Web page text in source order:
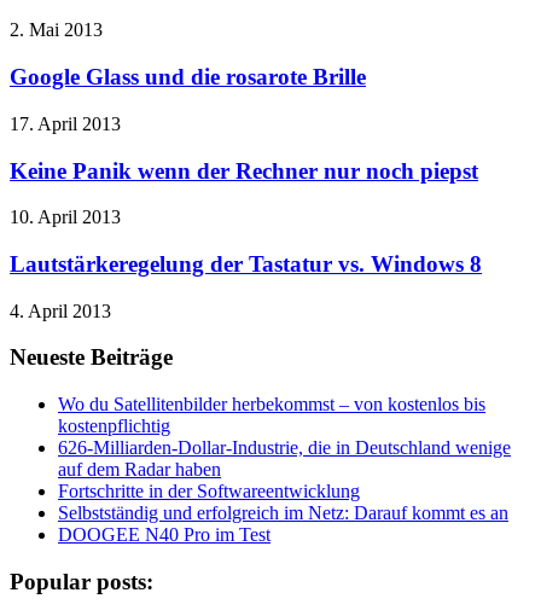
2. Mai 2013
Google Glass und die rosarote Brille
17. April 2013
Keine Panik wenn der Rechner nur noch piepst
10. April 2013
Lautstärkeregelung der Tastatur vs. Windows 8
4. April 2013
Neueste Beiträge
Wo du Satellitenbilder herbekommst – von kostenlos bis
kostenpflichtig
626-Milliarden-Dollar-Industrie, die in Deutschland wenige
auf dem Radar haben
Fortschritte in der Softwareentwicklung
Selbstständig und erfolgreich im Netz: Darauf kommt es an
DOOGEE N40 Pro im Test
Popular posts: